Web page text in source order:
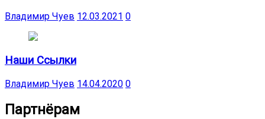
Владимир Чуев 12.03.2021 0
Наши Ссылки
Владимир Чуев 14.04.2020 0
Партнёрам